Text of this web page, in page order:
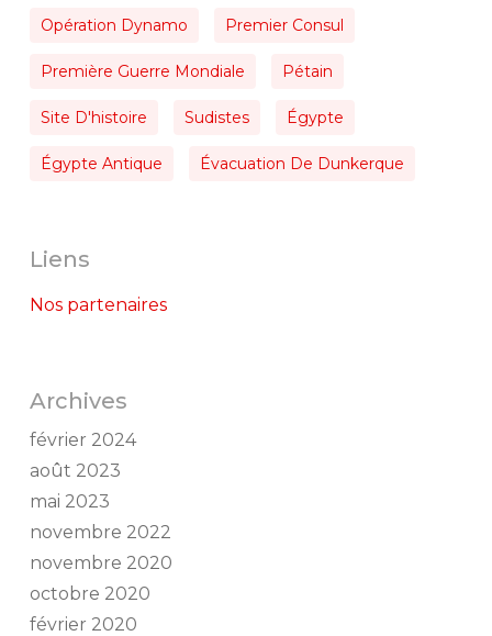
Opération Dynamo Premier Consul
Première Guerre Mondiale Pétain
Site D'histoire Sudistes Égypte
Égypte Antique Évacuation De Dunkerque
Liens
Nos partenaires
Archives
février 2024
août 2023
mai 2023
novembre 2022
novembre 2020
octobre 2020
février 2020